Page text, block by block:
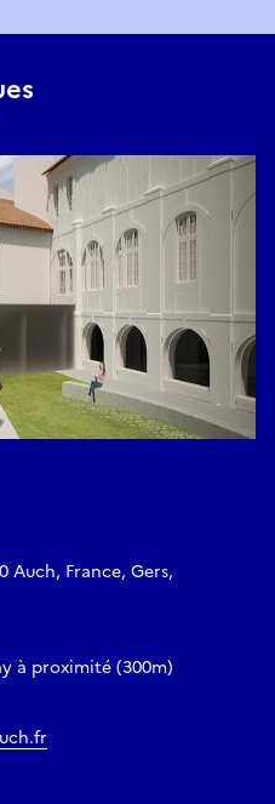
Auch, France, Gers,
à proximité (300m)